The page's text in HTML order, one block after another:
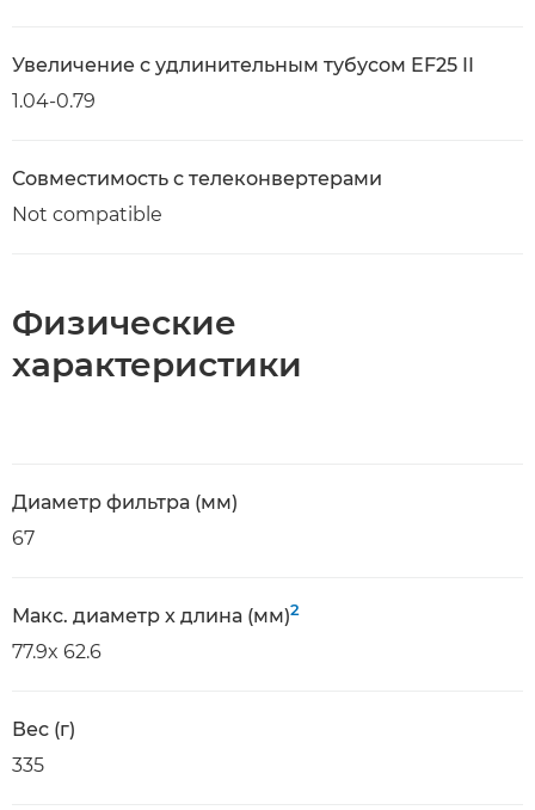
Увеличение с удлинительным тубусом EF25 II
1.04-0.79
Совместимость с телеконвертерами
Not compatible
Физические
характеристики
Диаметр фильтра (мм)
67
Макс. диаметр x длина (мм)2
77.9x 62.6
Вес (г)
335